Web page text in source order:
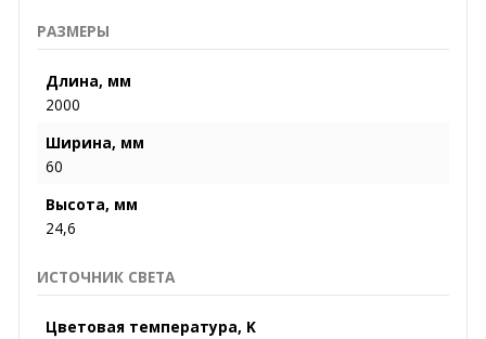
РАЗМЕРЫ
Длина, мм
2000
Ширина, мм
60
Высота, мм
24,6
ИСТОЧНИК СВЕТА
Цветовая температура, K